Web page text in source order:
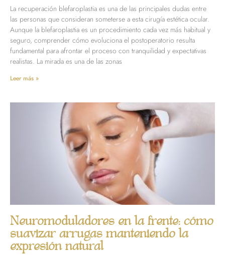
La recuperación blefaroplastia es una de las principales dudas entre
las personas que consideran someterse a esta cirugía estética ocular.
Aunque la blefaroplastia es un procedimiento cada vez más habitual y
seguro, comprender cómo evoluciona el postoperatorio resulta
fundamental para afrontar el proceso con tranquilidad y expectativas
realistas. La mirada es una de las zonas
Leer más »
Neuromoduladores en la frente: cómo
suavizar arrugas manteniendo la
expresión natural